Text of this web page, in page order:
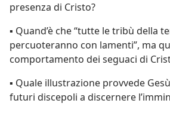
presenza di Cristo?
▪ Quand’è che “tutte le tribù della
percuoteranno con lamenti”, ma
comportamento dei seguaci di
▪ Quale illustrazione provvede
futuri discepoli a discernere